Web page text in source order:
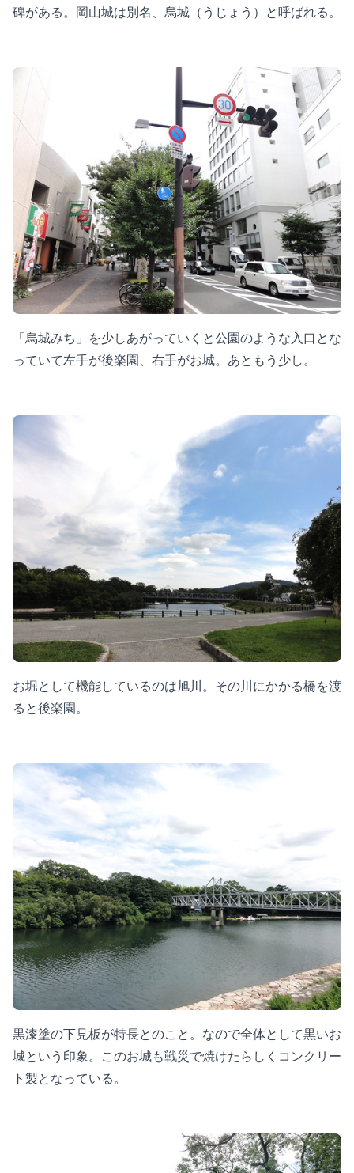
碑がある。岡山城は別名、烏城（うじょう）と呼ばれる。
「烏城みち」を少しあがっていくと公園のような入口とな
っていて左手が後楽園、右手がお城。あともう少し。
お堀として機能しているのは旭川。その川にかかる橋を渡
ると後楽園。
黒漆塗の下見板が特長とのこと。なので全体として黒いお
城という印象。このお城も戦災で焼けたらしくコンクリー
ト製となっている。